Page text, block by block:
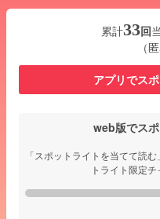
累計33回
（
アプリでス
web版でス
「スポットライトを当てて読
トライト限定チ